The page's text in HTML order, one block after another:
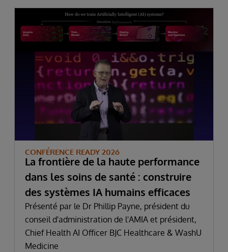
CONFÉRENCE READY 2026
La frontière de la haute performance
dans les soins de santé : construire
des systèmes IA humains efficaces
Présenté par le Dr Phillip Payne, président du
conseil d'administration de l'AMIA et président,
Chief Health AI Officer BJC Healthcare & WashU
Medicine